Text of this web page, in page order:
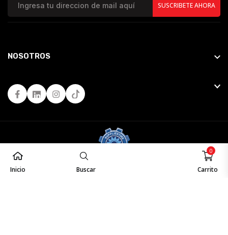
Inicio Buscar Carrito
0
SUSCRIBETE AHORA
NOSOTROS
FacebookLinkedInInstagram
Tiktok
© 2026 Powered bySuppliestire . All Rights Reserved.